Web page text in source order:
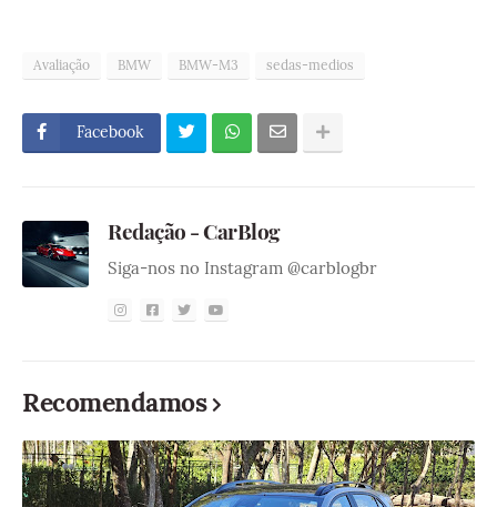
Avaliação BMW BMW-M3 sedas-medios
Facebook
Redação - CarBlog
Siga-nos no Instagram @carblogbr
Recomendamos